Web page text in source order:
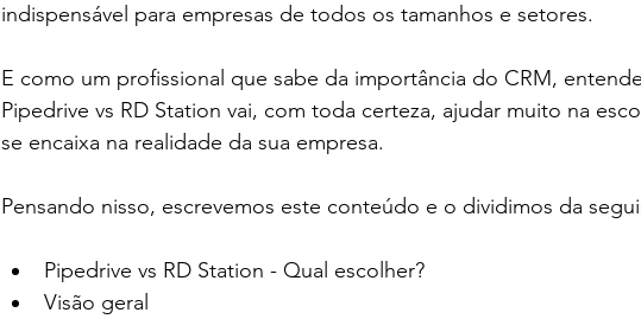
indispensável para empresas de todos os tamanhos e setores.
E como um profissional que sabe da importância do CRM,
Pipedrive vs RD Station vai, com toda certeza, ajudar muito na
se encaixa na realidade da sua empresa.
Pensando nisso, escrevemos este conteúdo e o dividimos da
Pipedrive vs RD Station - Qual escolher?
Visão geral